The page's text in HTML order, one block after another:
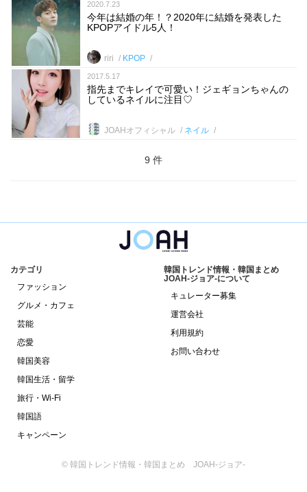
2020.7.23
今年は結婚の年！？2020年に結婚を発表した
KPOPアイドル5人！
riri KPOP
2017.5.17
指先までキレイで可愛い！ジェギョンちゃんの
しているネイルに注目♡
JOAHオフィシャル ネイル
9 件
カテゴリ
ファッション
グルメ・カフェ
芸能
恋愛
韓国美容
韓国生活・留学
旅行・Wi-Fi
韓国語
キャンペーン
韓国トレンド情報・韓国まとめ
JOAH-ジョア-について
キュレーター募集
運営会社
利用規約
お問い合わせ
© 韓国トレンド情報・韓国まとめ JOAH-ジョア-